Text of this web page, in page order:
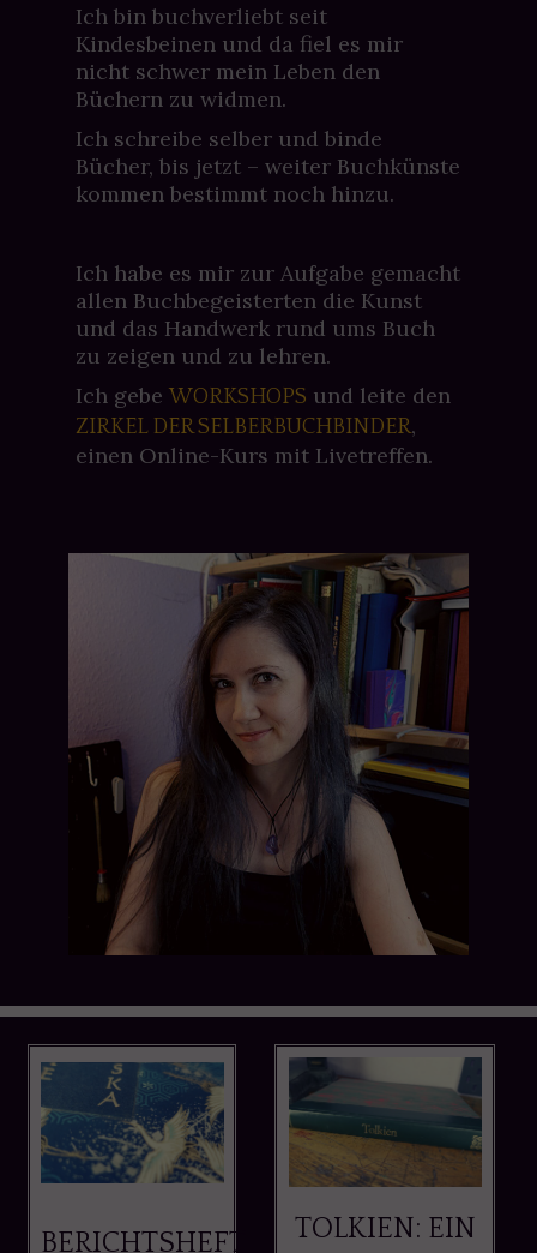
Ich bin buchverliebt seit
Kindesbeinen und da fiel es mir
nicht schwer mein Leben den
Büchern zu widmen.
Ich schreibe selber und binde
Bücher, bis jetzt – weiter Buchkünste
kommen bestimmt noch hinzu.
Ich habe es mir zur Aufgabe gemacht
allen Buchbegeisterten die Kunst
und das Handwerk rund ums Buch
zu zeigen und zu lehren.
Ich gebeWORKSHOPS und leite den
ZIRKEL DER SELBERBUCHBINDER,
einen Online-Kurs mit Livetreffen.
BERICHTSHEFT
TOLKIEN: EIN